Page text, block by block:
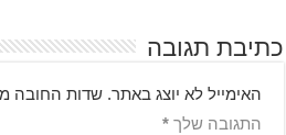
כתיבת תגובה
האימייל לא יוצג באתר. שדות החובה
התגובה שלך *